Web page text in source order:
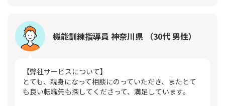
機能訓練指導員 神奈川県 （30代 男性）
【弊社サービスについて】
とても、親身になって相談にのっていただき、またとて
も良い転職先も探してくださって、満足しています。